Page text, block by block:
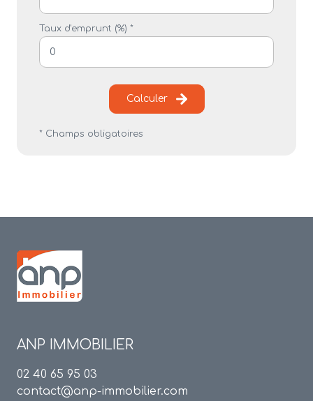
Taux d'emprunt (%) *
Calculer
* Champs obligatoires
ANP IMMOBILIER
02 40 65 95 03
contact@anp-immobilier.com